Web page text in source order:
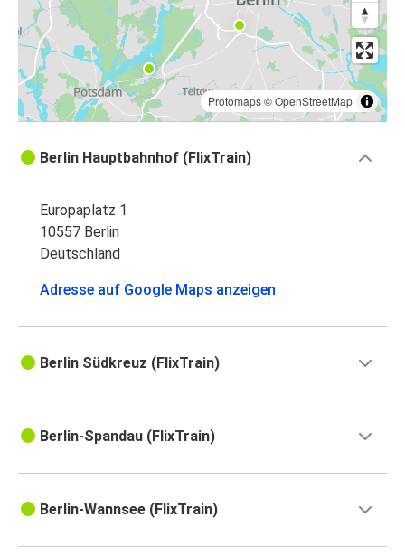
Protomaps©OpenStreetMap
Berlin Hauptbahnhof (FlixTrain)
Europaplatz 1
10557 Berlin
Deutschland
Adresse auf Google Maps anzeigen
Berlin Südkreuz (FlixTrain)
Berlin-Spandau (FlixTrain)
Berlin-Wannsee (FlixTrain)